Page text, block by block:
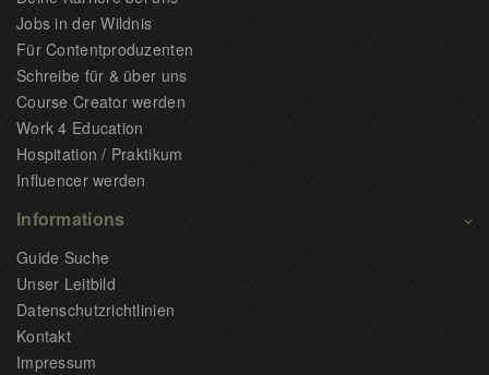
Jobs in der Wildnis
Für Contentproduzenten
Schreibe für & über uns
Course Creator werden
Work 4 Education
Hospitation / Praktikum
Influencer werden
Informations
Guide Suche
Unser Leitbild
Datenschutzrichtlinien
Kontakt
Impressum